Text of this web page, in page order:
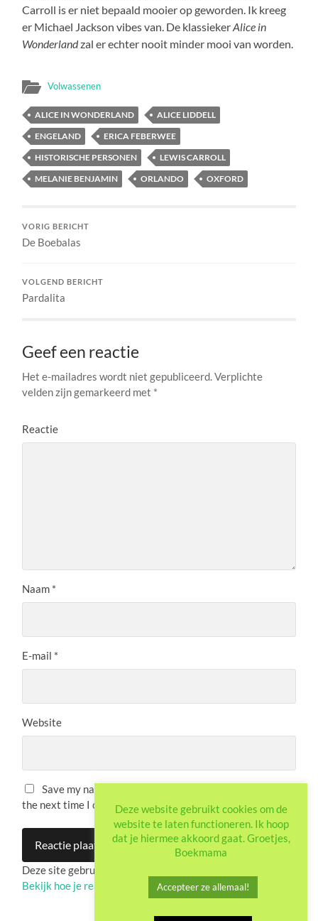
Carroll is er niet bepaald mooier op geworden. Ik kreeg
er Michael Jackson vibes van. De klassiekerAlice in
Wonderlandzal er echter nooit minder mooi van worden.
Volwassenen
ALICE IN WONDERLAND
ALICE LIDDELL
ENGELAND
ERICA FEBERWEE
HISTORISCHE PERSONEN
LEWIS CARROLL
MELANIE BENJAMIN
ORLANDO OXFORD
VORIG BERICHT
De Boebalas
VOLGEND BERICHT
Pardalita
Geef een reactie
Het e-mailadres wordt niet gepubliceerd. Verplichte
velden zijn gemarkeerd met *
Reactie
Naam *
E-mail *
Website
Save my name, email, and website in this browser for
the next time I comment.
Deze site gebruikt Akismet om spam te verminderen.
Bekijk hoe je reactie-gegevens worden verwerkt.
Deze website gebruikt cookies om de
website te laten functioneren. Ik hoop
dat je hiermee akkoord gaat. Groetjes,
Boekmama
Accepteer ze allemaal!